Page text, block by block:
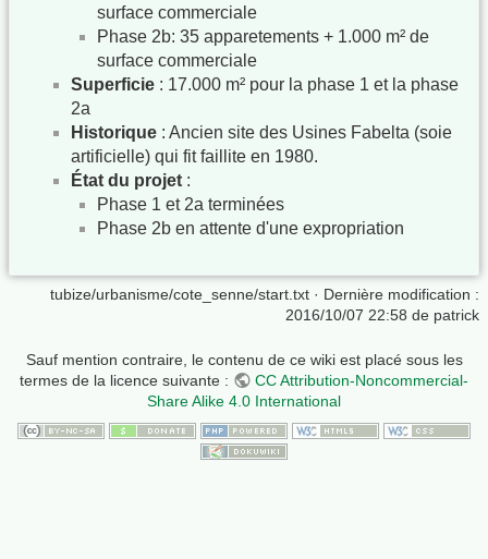
surface commerciale
Phase 2b: 35 apparetements + 1.000 m² de
surface commerciale
Superficie : 17.000 m² pour la phase 1 et la phase
2a
Historique : Ancien site des Usines Fabelta (soie
artificielle) qui fit faillite en 1980.
État du projet :
Phase 1 et 2a terminées
Phase 2b en attente d'une expropriation
tubize/urbanisme/cote_senne/start.txt · Dernière modification :
2016/10/07 22:58 de patrick
Sauf mention contraire, le contenu de ce wiki est placé sous les
termes de la licence suivante :
CC Attribution-Noncommercial-
Share Alike 4.0 International